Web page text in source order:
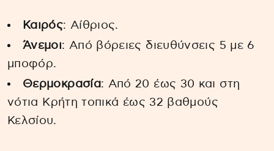
Καιρός: Αίθριος.
Άνεμοι: Από βόρειες διευθύνσεις 5 με 6
μποφόρ.
Θερμοκρασία: Από 20 έως 30 και στη
νότια Κρήτη τοπικά έως 32 βαθμούς
Κελσίου.